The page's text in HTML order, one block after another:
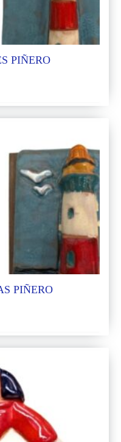
PIÑERO
A
LISTA
PIÑERO
A
LA
LISTA
DE
DESEOS